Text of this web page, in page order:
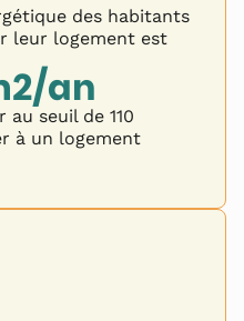
des habitants
leur logement est
an
seuil de 110
à un logement